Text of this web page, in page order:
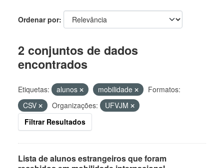
Ordenar por
2 conjuntos de dados
encontrados
Etiquetas: alunos mobilidade
Formatos:
CSV
Organizações:
UFVJM
Filtrar Resultados
Lista de alunos estrangeiros que foram